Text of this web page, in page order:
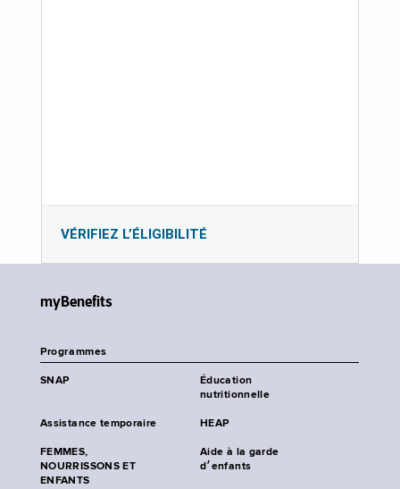
VÉRIFIEZ L’ÉLIGIBILITÉ
myBenefits
Programmes
SNAP
Éducation
nutritionnelle
Assistance temporaire HEAP
FEMMES,
NOURRISSONS ET
ENFANTS
Aide à la garde
d׳enfants